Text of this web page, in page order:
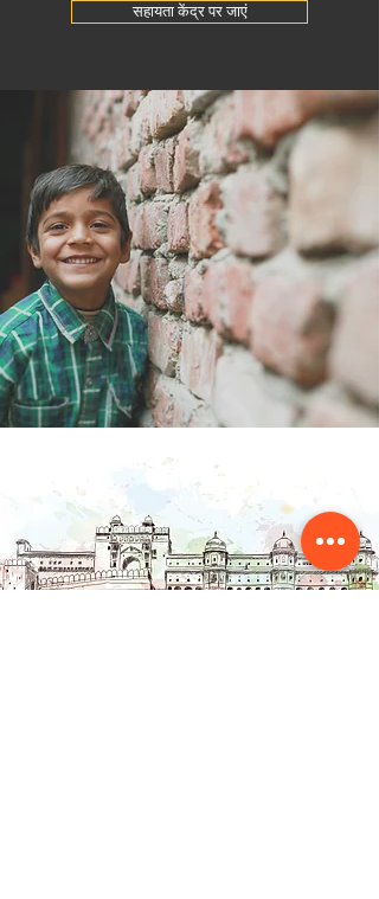
सहायता केंद्र पर जाएं